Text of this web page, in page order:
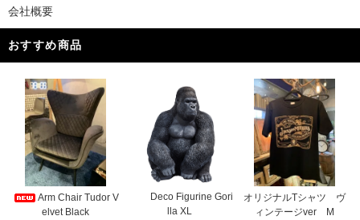
会社概要
おすすめ商品
Arm Chair Tudor V
elvet Black
Deco Figurine Gori
lla XL
オリジナルTシャツ ヴ
ィンテージver M